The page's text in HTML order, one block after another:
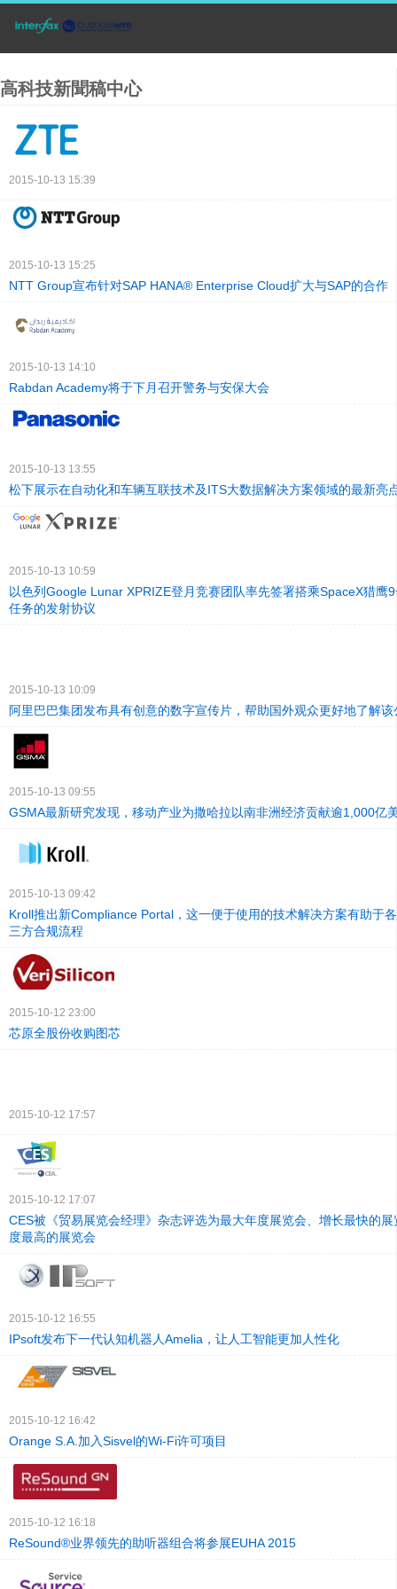
高科技新聞稿中心
2015-10-13 15:39
2015-10-13 15:25
NTT Group宣布针对SAP HANA® Enterprise Cloud扩大与SAP的合作
2015-10-13 14:10
Rabdan Academy将于下月召开警务与安保大会
2015-10-13 13:55
松下展示在自动化和车辆互联技术及ITS大数据解决方案领域的最新亮
2015-10-13 10:59
以色列Google Lunar XPRIZE登月竞赛团队率先签署搭乘SpaceX猎鹰
任务的发射协议
2015-10-13 10:09
阿里巴巴集团发布具有创意的数字宣传片，帮助国外观众更好地了解该
2015-10-13 09:55
GSMA最新研究发现，移动产业为撒哈拉以南非洲经济贡献逾1,000亿
2015-10-13 09:42
Kroll推出新Compliance Portal，这一便于使用的技术解决方案有助于
三方合规流程
2015-10-12 23:00
芯原全股份收购图芯
2015-10-12 17:57
2015-10-12 17:07
CES被《贸易展览会经理》杂志评选为最大年度展览会、增长最快的
度最高的展览会
2015-10-12 16:55
IPsoft发布下一代认知机器人Amelia，让人工智能更加人性化
2015-10-12 16:42
Orange S.A.加入Sisvel的Wi-Fi许可项目
2015-10-12 16:18
ReSound®业界领先的助听器组合将参展EUHA 2015